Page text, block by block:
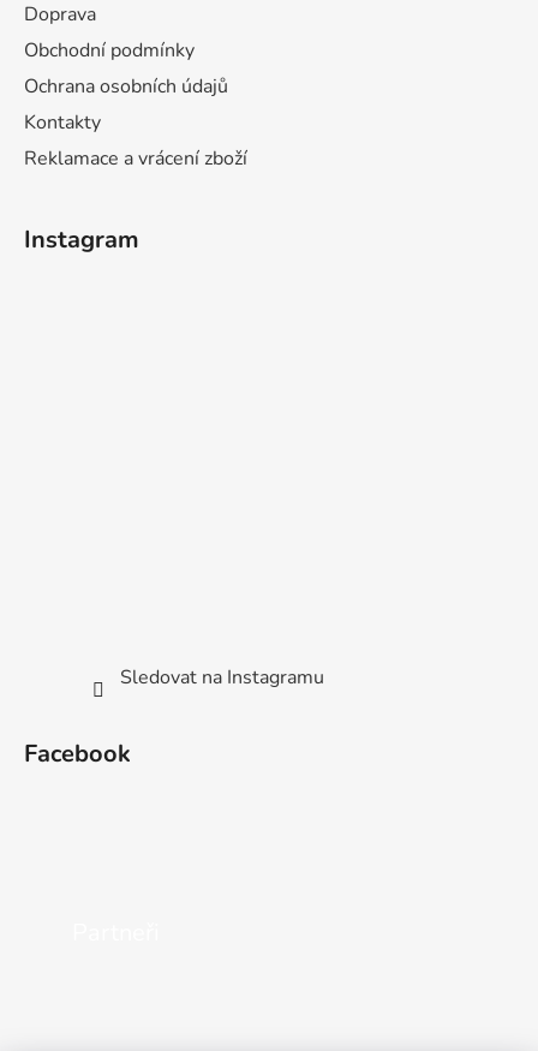
Doprava
Obchodní podmínky
Ochrana osobních údajů
Kontakty
Reklamace a vrácení zboží
Instagram
Sledovat na Instagramu
Facebook